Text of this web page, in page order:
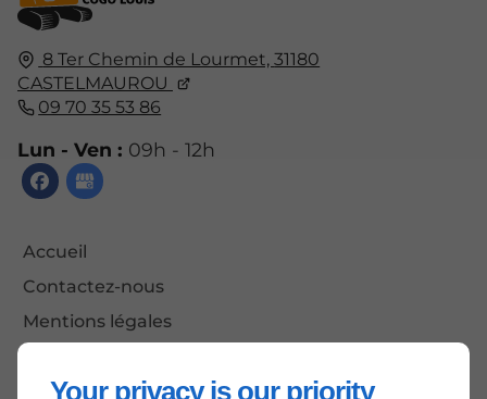
Your privacy is our priority
8 Ter Chemin de Lourmet,31180
CASTELMAUROU
09 70 35 53 86
Lun - Ven : 09h - 12h
Accueil
Contactez-nous
Mentions légales